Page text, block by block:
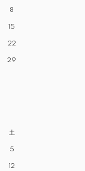
8
15
22
29
土
5
12